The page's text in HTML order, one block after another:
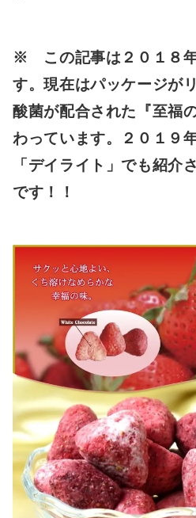
※ この記事は２０１８
す。現在はパッケージが
酸菌が配合された『至福
わっています。２０１９
「デイライト」でも紹介
です！！